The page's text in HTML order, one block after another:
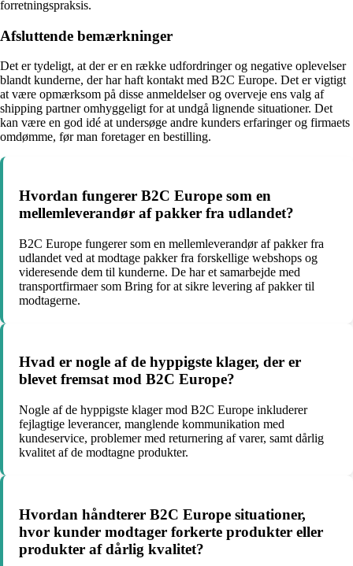
forretningspraksis.
Afsluttende bemærkninger
Det er tydeligt, at der er en række udfordringer og negative oplevelser
blandt kunderne, der har haft kontakt med B2C Europe. Det er vigtigt
at være opmærksom på disse anmeldelser og overveje ens valg af
shipping partner omhyggeligt for at undgå lignende situationer. Det
kan være en god idé at undersøge andre kunders erfaringer og firmaets
omdømme, før man foretager en bestilling.
Hvordan fungerer B2C Europe som en
mellemleverandør af pakker fra udlandet?
B2C Europe fungerer som en mellemleverandør af pakker fra
udlandet ved at modtage pakker fra forskellige webshops og
videresende dem til kunderne. De har et samarbejde med
transportfirmaer som Bring for at sikre levering af pakker til
modtagerne.
Hvad er nogle af de hyppigste klager, der er
blevet fremsat mod B2C Europe?
Nogle af de hyppigste klager mod B2C Europe inkluderer
fejlagtige leverancer, manglende kommunikation med
kundeservice, problemer med returnering af varer, samt dårlig
kvalitet af de modtagne produkter.
Hvordan håndterer B2C Europe situationer,
hvor kunder modtager forkerte produkter eller
produkter af dårlig kvalitet?